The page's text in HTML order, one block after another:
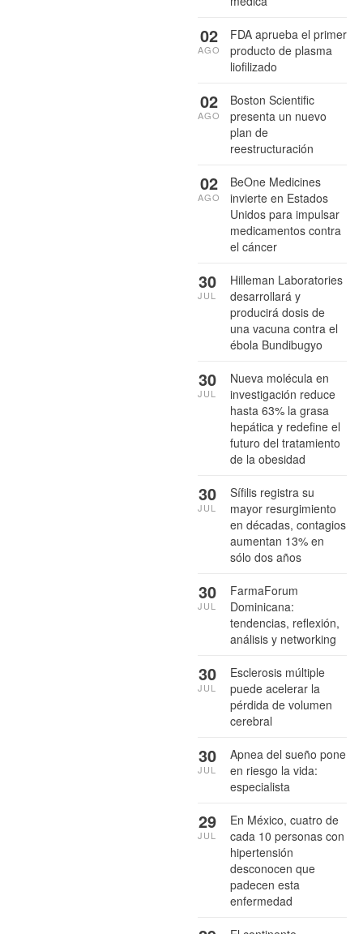
FDA aprueba el primer
producto de plasma
liofilizado
02
AGO
Boston Scientific
presenta un nuevo
plan de
reestructuración
02
AGO
BeOne Medicines
invierte en Estados
Unidos para impulsar
medicamentos contra
el cáncer
02
AGO
Hilleman Laboratories
desarrollará y
producirá dosis de
una vacuna contra el
ébola Bundibugyo
30
JUL
Nueva molécula en
investigación reduce
hasta 63% la grasa
hepática y redefine el
futuro del tratamiento
de la obesidad
30
JUL
Sífilis registra su
mayor resurgimiento
en décadas, contagios
aumentan 13% en
sólo dos años
30
JUL
FarmaForum
Dominicana:
tendencias, reflexión,
análisis y networking
30
JUL
Esclerosis múltiple
puede acelerar la
pérdida de volumen
cerebral
30
JUL
Apnea del sueño pone
en riesgo la vida:
especialista
30
JUL
En México, cuatro de
cada 10 personas con
hipertensión
desconocen que
padecen esta
enfermedad
29
JUL